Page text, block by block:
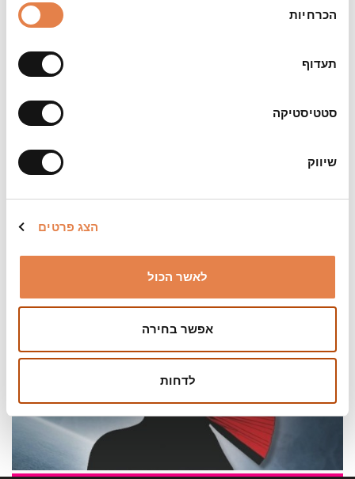
הסכמה
הכרחיות
תעדוף
סטטיסטיקה
שיווק
הצג פרטים
לאשר הכול
אפשר בחירה
לדחות
כשעה וארבעים דקות כולל הפסקה
סטודיו זהות ושפה
מופע בחירה למנויי סדרת המחול
למופע זה כמות מוגבלת של כרטיסים שניתן להחליף
ביטול כרטיסים למופע יתאפשר עד 72 שעות לפני